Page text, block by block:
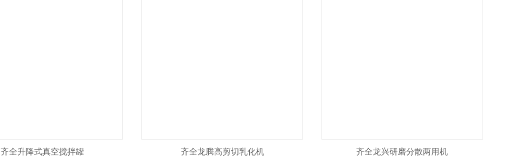
齐全升降式真空搅拌罐 齐全龙腾高剪切乳化机 齐全龙兴研磨分散两用机